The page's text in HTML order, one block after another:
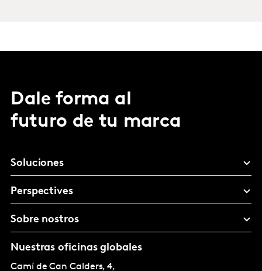
Dale forma al
futuro de tu marca
Soluciones
Perspectives
Sobre nostros
Nuestras oficinas globales
Camí de Can Calders, 4,